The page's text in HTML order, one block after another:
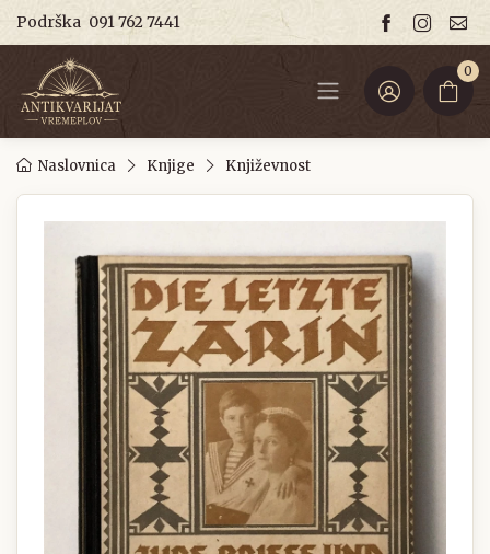
Podrška 091 762 7441
0
Naslovnica Knjige Književnost